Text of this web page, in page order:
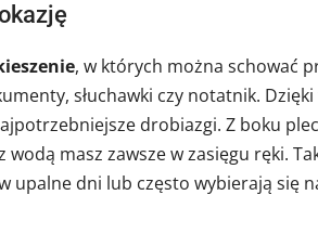
, w których można schować
słuchawki czy notatnik.
drobiazgi. Z boku
wodą masz zawsze w zasięgu ręki.
dni lub często wybierają się